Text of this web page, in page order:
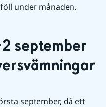
under månaden.
september
september, då ett